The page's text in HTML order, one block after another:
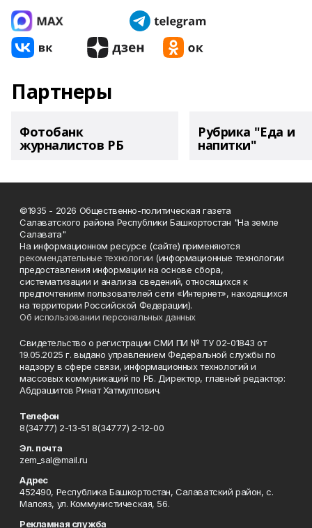
Партнеры
Фотобанк
журналистов РБ
Рубрика "Еда и
напитки"
©1935 - 2026 Общественно-политическая газета
Салаватского района Республики Башкортостан "На земле
Салавата"
На информационном ресурсе (сайте) применяются
рекомендательные технологии (информационные технологии
предоставления информации на основе сбора,
систематизации и анализа сведений, относящихся к
предпочтениям пользователей сети «Интернет», находящихся
на территории Российской Федерации).
Об использовании персональных данных
Свидетельство о регистрации СМИ ПИ № ТУ 02-01843 от
19.05.2025 г. выдано управлением Федеральной службы по
надзору в сфере связи, информационных технологий и
массовых коммуникаций по РБ. Директор, главный редактор:
Абдрашитов Ринат Хатмуллович.
Телефон
8(34777) 2-13-51 8(34777) 2-12-00
Эл. почта
zem_sal@mail.ru
Адрес
452490, Республика Башкортостан, Салаватский район, с.
Малояз, ул. Коммунистическая, 56.
Рекламная служба